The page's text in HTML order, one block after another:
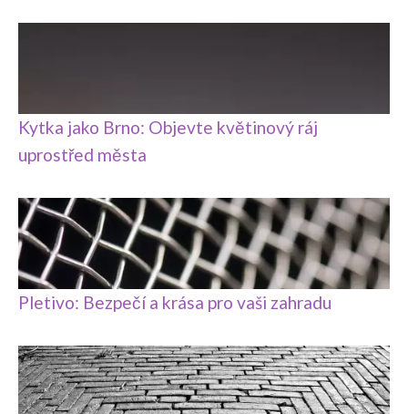
Kytka jako Brno: Objevte květinový ráj
uprostřed města
Pletivo: Bezpečí a krása pro vaši zahradu